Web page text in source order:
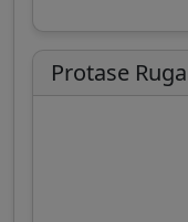
Protase